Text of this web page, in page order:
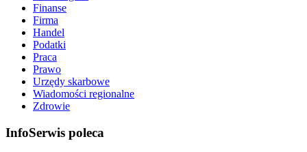
Finanse
Firma
Handel
Podatki
Praca
Prawo
Urzędy skarbowe
Wiadomości regionalne
Zdrowie
InfoSerwis poleca